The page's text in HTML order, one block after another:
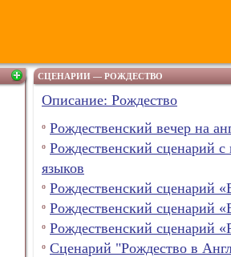
СЦЕНАРИИ — РОЖДЕСТВО
Описание: Рождество
Рождественский вечер на
Рождественский сценарий c
языков
Рождественский сценарий
Рождественский сценарий
Рождественский сценарий
Сценарий "Рождество в